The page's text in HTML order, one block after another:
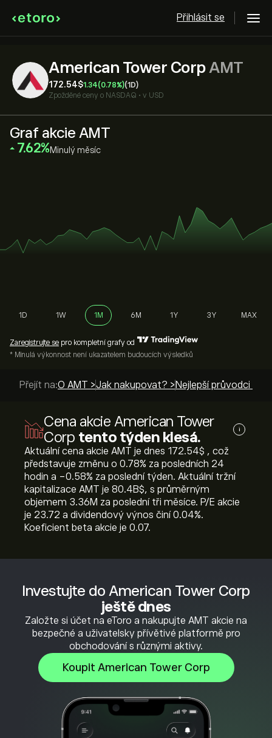
Přihlásit se
American Tower CorpAMT
172.54‎$‎1.34(0.78%)(1D)
Zpožděné ceny o NASDAQ • v USD
Investujte do American Tower Corp
ještě dnes
Založte si účet na eToro a nakupujte AMT akcie na
bezpečné a uživatelsky přívětivé platformě pro
obchodování s různými aktivy.
Koupit American Tower Corp
Graf akcie AMT
‎7.62‎ Minulý měsíc
1D 1W 1M 6M 1Y 3Y MAX
Zaregistrujte se pro kompletní grafy od
* Minulá výkonnost není ukazatelem budoucích výsledků
Přejít na:O AMT >Jak nakupovat? > Nejlepší průvodci >
Cena akcie American Tower
Corp tento týden klesá. i
Aktuální cena akcie AMT je dnes 172.54‎$‎ , což
představuje změnu o ‎0.78‎% za posledních 24
hodin a ‎-0.58‎% za poslední týden. Aktuální tržní
kapitalizace AMT je 80.4B‎$‎, s průměrným
objemem 3.36M za poslední tři měsíce. P/E akcie
je 23.72 a dividendový výnos činí 0.04%.
Koeficient beta akcie je 0.07.